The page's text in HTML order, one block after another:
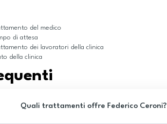
del medico
di attesa
dei lavoratori della clinica
della clinica
Quali trattamenti offre Federico Ceroni?